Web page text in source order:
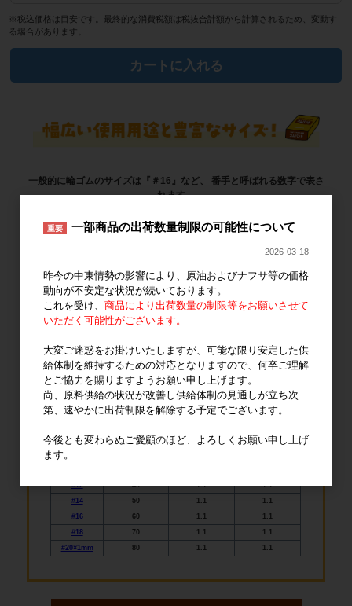
※税込価格は目安です。最終的な消費税額は税抜合計額から計算されるため、変動す
る場合があります。
カートに入れる
一般的に輪ゴムのサイズは『＃16』など、
番手と呼ばれる数字で表さ
れます。
標準番手
#12
40 1.1
1.1
#14
50 1.1
1.1
#16
60 1.1
1.1
#18
70 1.1
1.1
#20×1mm
80 1.1 1.1
規格番手
重要 一部商品の出荷数量制限の可能性について
2026-03-18
昨今の中東情勢の影響により、原油およびナフサ等の価格
動向が不安定な状況が続いております。
これを受け、 商品により出荷数量の制限等をお願いさせて
いただく可能性がございます。
大変ご迷惑をお掛けいたしますが、可能な限り安定した供
給体制を維持するための対応となりますので、何卒ご理解
とご協力を賜りますようお願い申し上げます。
尚、原料供給の状況が改善し供給体制の見通しが立ち次
第、速やかに出荷制限を解除する予定でございます。
今後とも変わらぬご愛顧のほど、よろしくお願い申し上げ
ます。